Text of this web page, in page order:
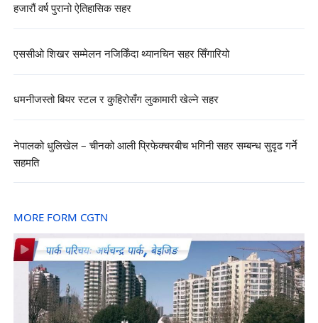
हजारौं वर्ष पुरानो ऐतिहासिक सहर
एससीओ शिखर सम्मेलन नजिकिँदा थ्यानचिन सहर सिँगारियो
धमनीजस्तो बियर स्टल र कुहिरोसँग लुकामारी खेल्ने सहर
नेपालको धुलिखेल – चीनको आली प्रिफेक्चरबीच भगिनी सहर सम्बन्ध सुदृढ गर्ने
सहमति
MORE FORM CGTN